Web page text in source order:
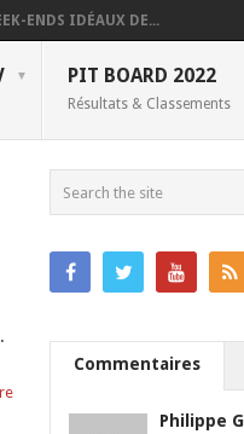
ENDS IDÉAUX DE...
PIT BOARD 2022
Résultats & Classements
Commentaires
Philippe